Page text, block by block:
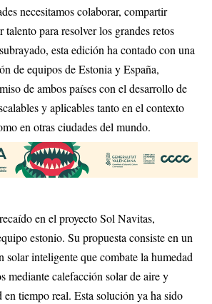
necesitamos colaborar, compartir
para resolver los grandes retos
esta edición ha contado con una
de equipos de Estonia y España,
de ambos países con el desarrollo de
y aplicables tanto en el contexto
en otras ciudades del mundo.
en el proyecto Sol Navitas,
estonio. Su propuesta consiste en un
solar inteligente que combate la humedad
mediante calefacción solar de aire y
en tiempo real. Esta solución ya ha sido